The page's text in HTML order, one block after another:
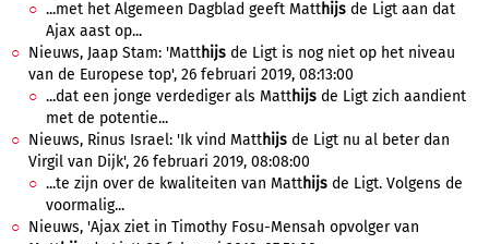
...met het Algemeen Dagblad geeft Matthijs de Ligt aan dat
Ajax aast op...
Nieuws, Jaap Stam: 'Matthijs de Ligt is nog niet op het niveau
van de Europese top', 26 februari 2019, 08:13:00
...dat een jonge verdediger als Matthijs de Ligt zich aandient
met de potentie...
Nieuws, Rinus Israel: 'Ik vind Matthijs de Ligt nu al beter dan
Virgil van Dijk', 26 februari 2019, 08:08:00
...te zijn over de kwaliteiten van Matthijs de Ligt. Volgens de
voormalig...
Nieuws, 'Ajax ziet in Timothy Fosu-Mensah opvolger van